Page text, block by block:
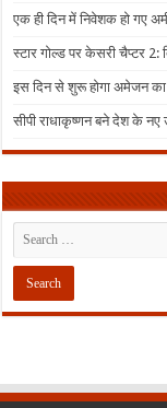
एक ही दिन में निवेशक हो गए
स्टार गोल्ड पर केसरी चैप्टर 2:
इस दिन से शुरू होगा अमेजन
सीपी राधाकृष्णन बने देश के नए